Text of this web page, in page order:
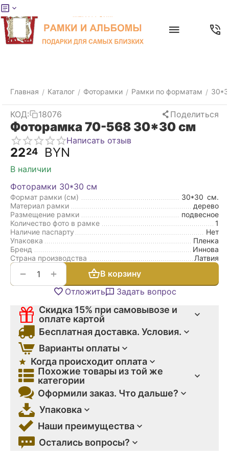
Главная / Каталог / Фоторамки / Рамки по форматам /
КОД: 18076 Поделиться
Фоторамка 70-568 30*30 см
Написать отзыв
2224 BYN
В наличии
Фоторамки 30*30 см
Формат рамки (см) 30*30 см.
Материал рамки
дерево
Размещение рамки
подвесное
Количество фото в рамке
1
Наличие паспарту
Нет
Упаковка
Пленка
Бренд
Иннова
Страна производства
Латвия
+
−
В корзину
Отложить
Задать вопрос
Скидка 15% при самовывозе и
оплате картой
Бесплатная доставка. Условия.
Варианты оплаты
Когда происходит оплата
Похожие товары из той же
категории
Оформили заказ. Что дальше?
Упаковка
Наши преимущества
Остались вопросы?
Меню
товары